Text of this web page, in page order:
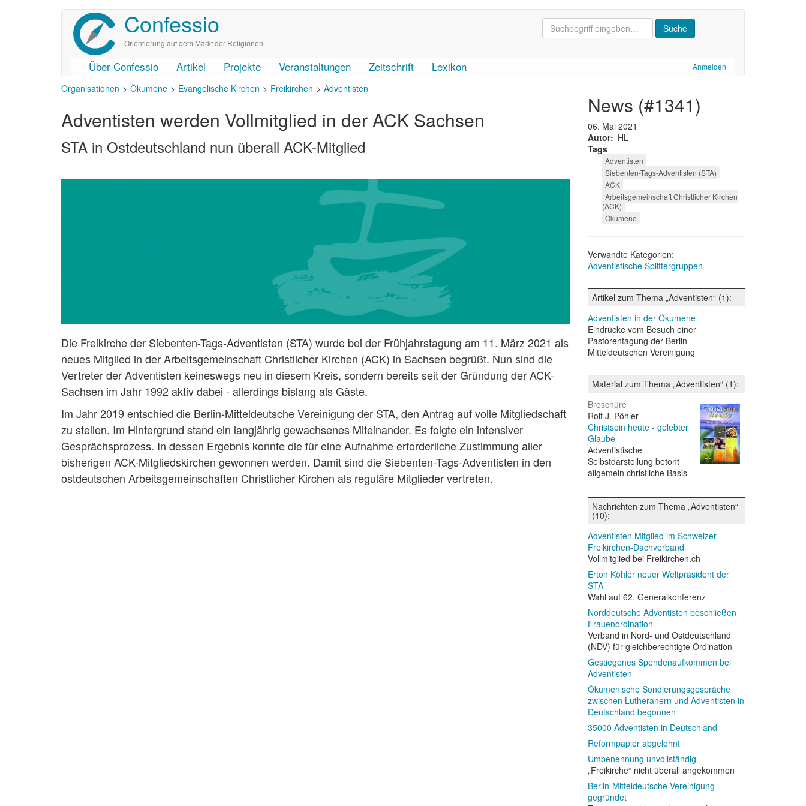
Confessio
Orientierung auf dem Markt der Religionen
User
account
menu
Anmelden
Main
navigation
Über Confessio Artikel Projekte Veranstaltungen Zeitschrift Lexikon
Organisationen Ökumene Evangelische Kirchen Freikirchen Adventisten
Adventisten werden Vollmitglied in der ACK Sachsen
STA in Ostdeutschland nun überall ACK-Mitglied
Die Freikirche der Siebenten-Tags-Adventisten (STA) wurde bei der Frühjahrstagung am 11. März 2021 als
neues Mitglied in der Arbeitsgemeinschaft Christlicher Kirchen (ACK) in Sachsen begrüßt. Nun sind die
Vertreter der Adventisten keineswegs neu in diesem Kreis, sondern bereits seit der Gründung der ACK-
Sachsen im Jahr 1992 aktiv dabei - allerdings bislang als Gäste.
Im Jahr 2019 entschied die Berlin-Mitteldeutsche Vereinigung der STA, den Antrag auf volle Mitgliedschaft
zu stellen. Im Hintergrund stand ein langjährig gewachsenes Miteinander. Es folgte ein intensiver
Gesprächsprozess. In dessen Ergebnis konnte die für eine Aufnahme erforderliche Zustimmung aller
bisherigen ACK-Mitgliedskirchen gewonnen werden. Damit sind die Siebenten-Tags-Adventisten in den
ostdeutschen Arbeitsgemeinschaften Christlicher Kirchen als reguläre Mitglieder vertreten.
news (#1341)
06. Mai 2021
Autor
HL
Tags
Adventisten
Siebenten-Tags-Adventisten (STA)
ACK
Arbeitsgemeinschaft Christlicher Kirchen
(ACK)
Ökumene
Verwandte Kategorien:
Adventistische Splittergruppen
Artikel zum Thema „Adventisten“ (1):
Adventisten in der Ökumene
Eindrücke vom Besuch einer
Pastorentagung der Berlin-
Mitteldeutschen Vereinigung
Material zum Thema „Adventisten“ (1):
Broschüre
Rolf J. Pöhler
Christsein heute - gelebter
Glaube
Adventistische
Selbstdarstellung betont
allgemein christliche Basis
Nachrichten zum Thema „Adventisten“
(10):
Adventisten Mitglied im Schweizer
Freikirchen-Dachverband
Vollmitglied bei Freikirchen.ch
Erton Köhler neuer Weltpräsident der
STA
Wahl auf 62. Generalkonferenz
Norddeutsche Adventisten beschließen
Frauenordination
Verband in Nord- und Ostdeutschland
(NDV) für gleichberechtigte Ordination
Gestiegenes Spendenaufkommen bei
Adventisten
Ökumenische Sondierungsgespräche
zwischen Lutheranern und Adventisten in
Deutschland begonnen
35000 Adventisten in Deutschland
Reformpapier abgelehnt
Umbenennung unvollständig
„Freikirche“ nicht überall angekommen
Berlin-Mitteldeutsche Vereinigung
gegründet